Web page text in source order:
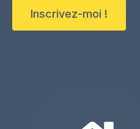
Inscrivez-moi !